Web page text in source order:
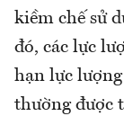
kiềm chế sử
đó, các lực
hạn lực
thường được